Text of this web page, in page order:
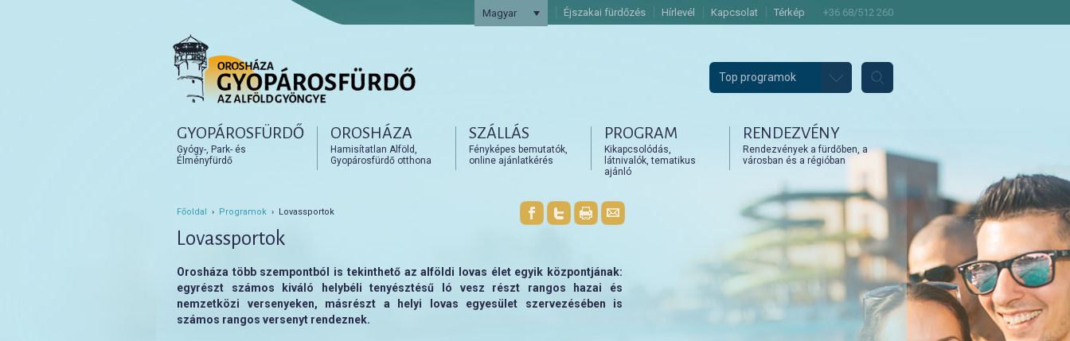
Magyar Éjszakai fürdőzés Hírlevél Kapcsolat Térkép +36 68/512 260
Top programok
Tovább az elsődleges tartalomra
Tovább a másodlagos tartalomra
GYOPÁROSFÜRDŐ
Gyógy-, Park- és
Élményfürdő
OROSHÁZA
Hamisítatlan Alföld,
Gyopárosfürdő otthona
SZÁLLÁS
Fényképes bemutatók,
online ajánlatkérés
PROGRAM
Kikapcsolódás,
látnivalók, tematikus
ajánló
RENDEZVÉNY
Rendezvények a fürdőben, a
városban és a régióban
Főoldal › Programok › Lovassportok
Lovassportok
Orosháza több szempontból is tekinthető az alföldi lovas élet egyik központjának:
egyrészt számos kiváló helybéli tenyésztésű ló vesz részt rangos hazai és
nemzetközi versenyeken, másrészt a helyi lovas egyesület szervezésében is
számos rangos versenyt rendeznek.